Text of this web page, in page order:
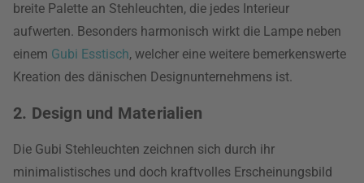
breite Palette an Stehleuchten, die jedes Interieur
aufwerten. Besonders harmonisch wirkt die Lampe neben
einem Gubi Esstisch, welcher eine weitere bemerkenswerte
Kreation des dänischen Designunternehmens ist.
2. Design und Materialien
Die Gubi Stehleuchten zeichnen sich durch ihr
minimalistisches und doch kraftvolles Erscheinungsbild